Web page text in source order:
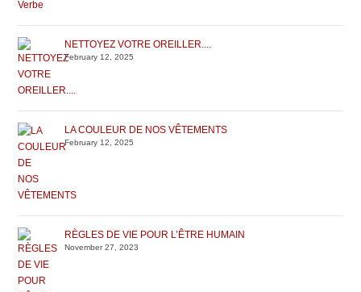
NETTOYEZ VOTRE OREILLER....
February 12, 2025
LA COULEUR DE NOS VÊTEMENTS
February 12, 2025
RÈGLES DE VIE POUR L’ÊTRE HUMAIN
November 27, 2023